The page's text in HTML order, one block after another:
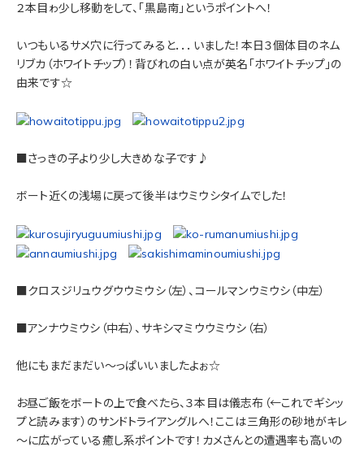
２本目ゎ少し移動をして、「黒島南」というポイントへ！
いつもいるサメ穴に行ってみると．．．いました！本日３個体目のネム
リブカ（ホワイトチップ）！背びれの白い点が英名「ホワイトチップ」の
由来です☆
■さっきの子より少し大きめな子です♪
ボート近くの浅場に戻って後半はウミウシタイムでした！
■クロスジリュウグウウミウシ（左）、コールマンウミウシ（中左）
■アンナウミウシ（中右）、サキシマミウウミウシ（右）
他にもまだまだい～っぱいいましたよぉ☆
お昼ご飯をボートの上で食べたら、３本目は儀志布（←これでギシッ
プと読みます）のサンドトライアングルへ！ここは三角形の砂地がキレ
～に広がっている癒し系ポイントです！カメさんとの遭遇率も高いの